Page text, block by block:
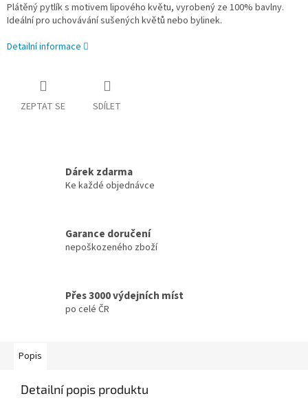
Plátěný pytlík s motivem lipového květu, vyrobený ze 100% bavlny.
Ideální pro uchovávání sušených květů nebo bylinek.
Detailní informace
ZEPTAT SE SDÍLET
Dárek zdarma
Ke každé objednávce
Garance doručení
nepoškozeného zboží
Přes 3000 výdejních míst
po celé ČR
Popis
Detailní popis produktu